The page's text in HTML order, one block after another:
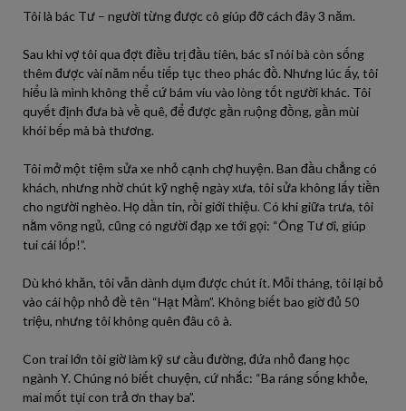
Tôi là bác Tư – người từng được cô giúp đỡ cách đây 3 năm.
Sau khi vợ tôi qua đợt điều trị đầu tiên, bác sĩ nói bà còn sống
thêm được vài năm nếu tiếp tục theo phác đồ. Nhưng lúc ấy, tôi
hiểu là mình không thể cứ bám víu vào lòng tốt người khác. Tôi
quyết định đưa bà về quê, để được gần ruộng đồng, gần mùi
khói bếp mà bà thương.
Tôi mở một tiệm sửa xe nhỏ cạnh chợ huyện. Ban đầu chẳng có
khách, nhưng nhờ chút kỹ nghệ ngày xưa, tôi sửa không lấy tiền
cho người nghèo. Họ dần tin, rồi giới thiệu. Có khi giữa trưa, tôi
nằm võng ngủ, cũng có người đạp xe tới gọi: “Ông Tư ơi, giúp
tui cái lốp!”.
Dù khó khăn, tôi vẫn dành dụm được chút ít. Mỗi tháng, tôi lại bỏ
vào cái hộp nhỏ đề tên “Hạt Mầm”. Không biết bao giờ đủ 50
triệu, nhưng tôi không quên đâu cô à.
Con trai lớn tôi giờ làm kỹ sư cầu đường, đứa nhỏ đang học
ngành Y. Chúng nó biết chuyện, cứ nhắc: “Ba ráng sống khỏe,
mai mốt tụi con trả ơn thay ba”.